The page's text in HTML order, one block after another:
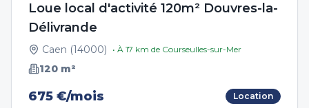
Loue local d'activité 120m² Douvres-la-
Délivrande
Caen (14000) • À 17 km de Courseulles-sur-Mer
120 m²
675 €/mois Location